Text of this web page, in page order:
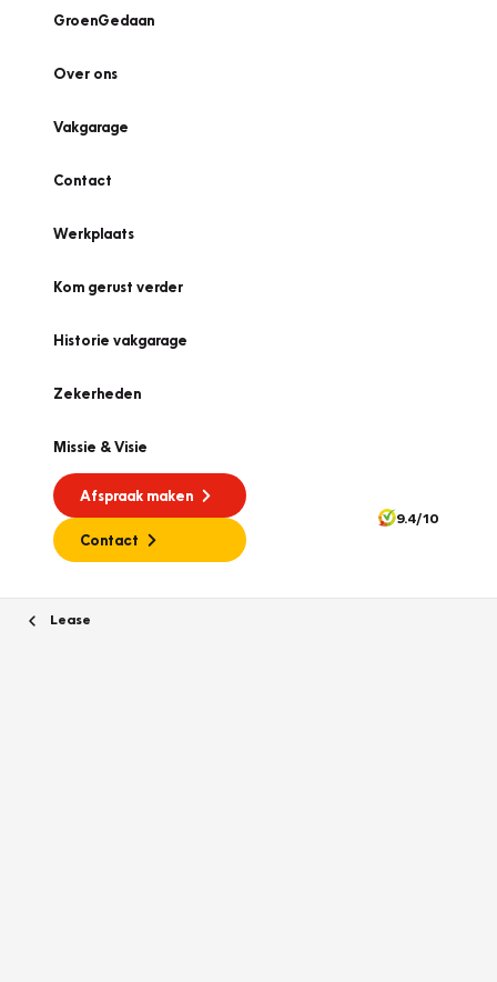
GroenGedaan
Over ons
Vakgarage
Contact
Werkplaats
Kom gerust verder
Historie vakgarage
Zekerheden
Missie & Visie
Afspraak maken
Contact
9.4/10
Lease